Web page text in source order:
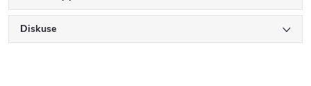
Diskuse